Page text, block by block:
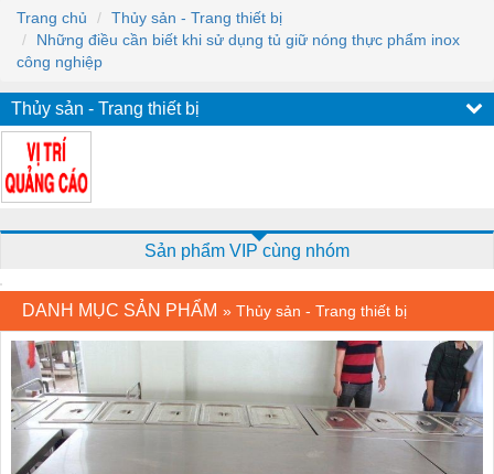
Trang chủ
Thủy sản - Trang thiết bị
Những điều cần biết khi sử dụng tủ giữ nóng thực phẩm inox
công nghiệp
Thủy sản - Trang thiết bị
Sản phẩm VIP cùng nhóm
DANH MỤC SẢN PHẨM » Thủy sản - Trang thiết bị